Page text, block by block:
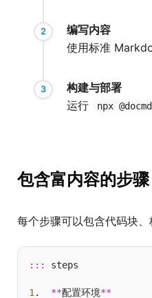
编写内容
使用标准
构建与部署
运行
npx
包含富内容的步骤
每个步骤可以包含代码块、
::: steps
1 . **配置环境**